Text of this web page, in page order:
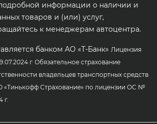
информации о наличии и
товаров и (или) услуг,
к менеджерам автоцентра.
банком АО «Т-Банк» Лицензия
г Обязательное страхование
владельцев транспортных средств
«Тинькофф Страхование» по лицензии ОС №
г.